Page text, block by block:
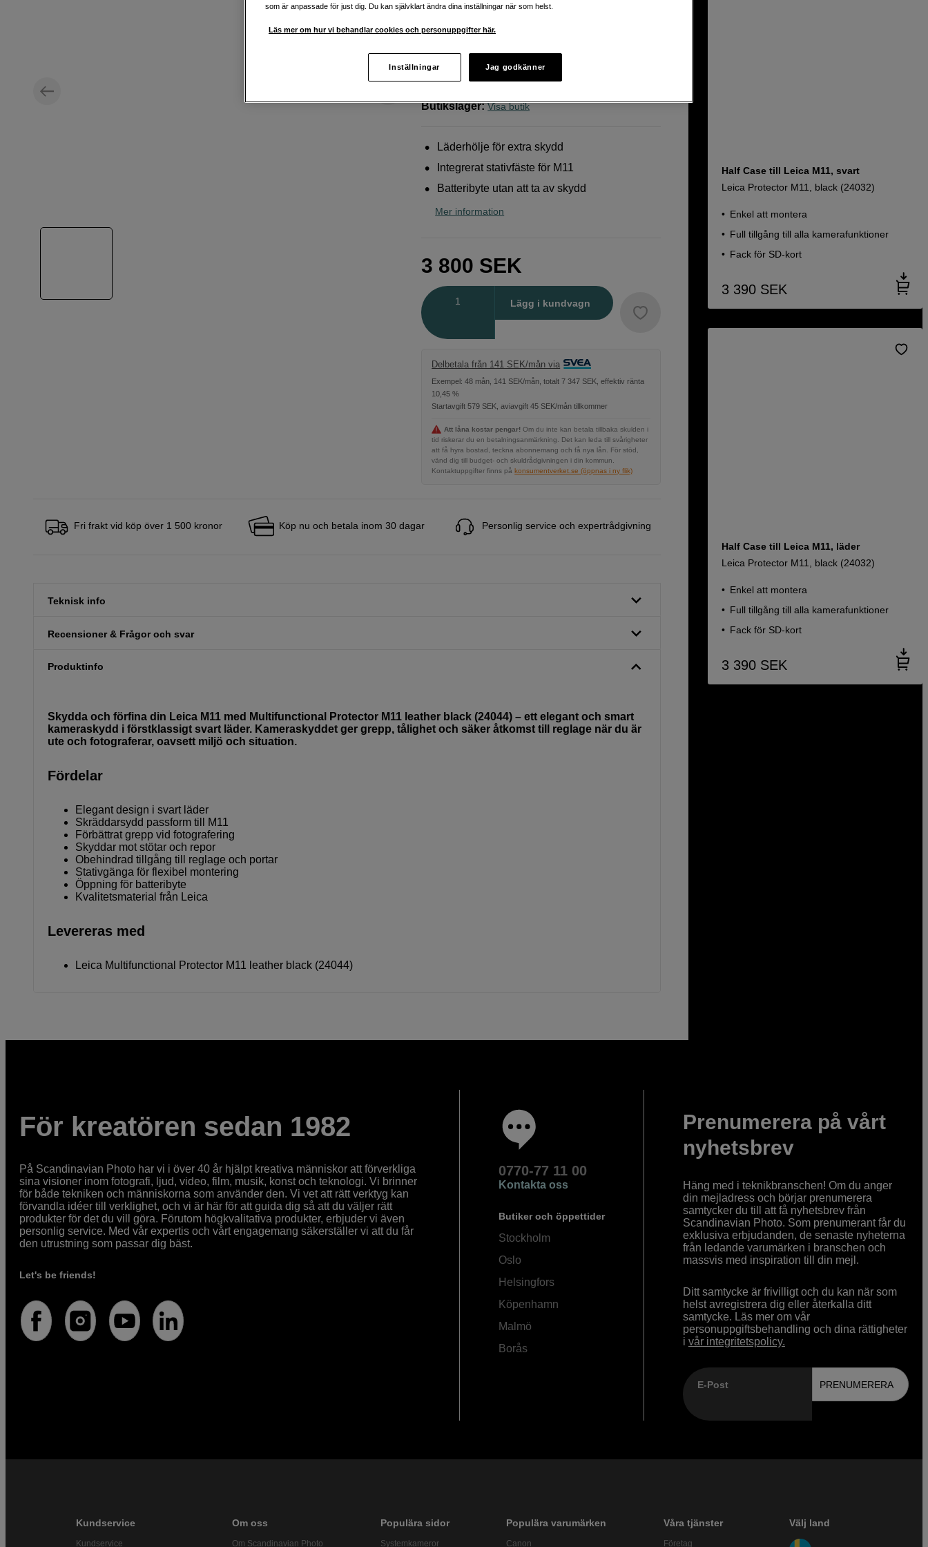
Leica Multifunctional Protector M11 leather black
skydd och grepp
Butikslager: Visa butik
Läderhölje för extra skydd
Integrerat stativfäste för M11
Batteribyte utan att ta av skydd
Mer information
3 800 SEK
Lägg i kundvagn
Delbetala från 141 SEK/mån via
Exempel: 48 mån, 141 SEK/mån, totalt 7 347 SEK, effektiv ränta
10,45 %
Startavgift 579 SEK, aviavgift 45 SEK/mån tillkommer
Att låna kostar pengar! Om du inte kan betala tillbaka skulden i
tid riskerar du en betalningsanmärkning. Det kan leda till svårigheter
att få hyra bostad, teckna abonnemang och få nya lån. För stöd,
vänd dig till budget- och skuldrådgivningen i din kommun.
Kontaktuppgifter finns på konsumentverket.se (öppnas i ny flik)
Fri frakt vid köp över 1 500 kronor Köp nu och betala inom 30 dagar Personlig service och expertrådgivning
Teknisk info
Recensioner & Frågor och svar
Produktinfo
Skydda och förfina din Leica M11 med Multifunctional Protector M11 leather black (24044) – ett elegant och smart
kameraskydd i förstklassigt svart läder. Kameraskyddet ger grepp, tålighet och säker åtkomst till reglage när du är
ute och fotograferar, oavsett miljö och situation.
Fördelar
Elegant design i svart läder
Skräddarsydd passform till M11
Förbättrat grepp vid fotografering
Skyddar mot stötar och repor
Obehindrad tillgång till reglage och portar
Stativgänga för flexibel montering
Öppning för batteribyte
Kvalitetsmaterial från Leica
Levereras med
Leica Multifunctional Protector M11 leather black (24044)
Half Case till Leica M11, svart
Leica Protector M11, black (24032)
Enkel att montera
Full tillgång till alla kamerafunktioner
Fack för SD-kort
3 390 SEK
Half Case till Leica M11, läder
Leica Protector M11, black (24032)
Enkel att montera
Full tillgång till alla kamerafunktioner
Fack för SD-kort
3 390 SEK
För kreatören sedan 1982
På Scandinavian Photo har vi i över 40 år hjälpt kreativa människor att förverkliga
sina visioner inom fotografi, ljud, video, film, musik, konst och teknologi. Vi brinner
för både tekniken och människorna som använder den. Vi vet att rätt verktyg kan
förvandla idéer till verklighet, och vi är här för att guida dig så att du väljer rätt
produkter för det du vill göra. Förutom högkvalitativa produkter, erbjuder vi även
personlig service. Med vår expertis och vårt engagemang säkerställer vi att du får
den utrustning som passar dig bäst.
Let's be friends!
0770-77 11 00
Kontakta oss
Butiker och öppettider
Stockholm
Oslo
Helsingfors
Köpenhamn
Malmö
Borås
Prenumerera på vårt
nyhetsbrev
Häng med i teknikbranschen! Om du anger
din mejladress och börjar prenumerera
samtycker du till att få nyhetsbrev från
Scandinavian Photo. Som prenumerant får du
exklusiva erbjudanden, de senaste nyheterna
från ledande varumärken i branschen och
massvis med inspiration till din mejl.
Ditt samtycke är frivilligt och du kan när som
helst avregistrera dig eller återkalla ditt
samtycke. Läs mer om vår
personuppgiftsbehandling och dina rättigheter
i vår integritetspolicy.
E-Post PRENUMERERA
Kundservice
Kundservice
Om oss
Om Scandinavian Photo
Populära sidor
Systemkameror
Populära varumärken
Canon
Våra tjänster
Företag
Välj land
som är anpassade för just dig. Du kan självklart ändra dina inställningar när som helst.
Läs mer om hur vi behandlar cookies och personuppgifter här.
Inställningar Jag godkänner